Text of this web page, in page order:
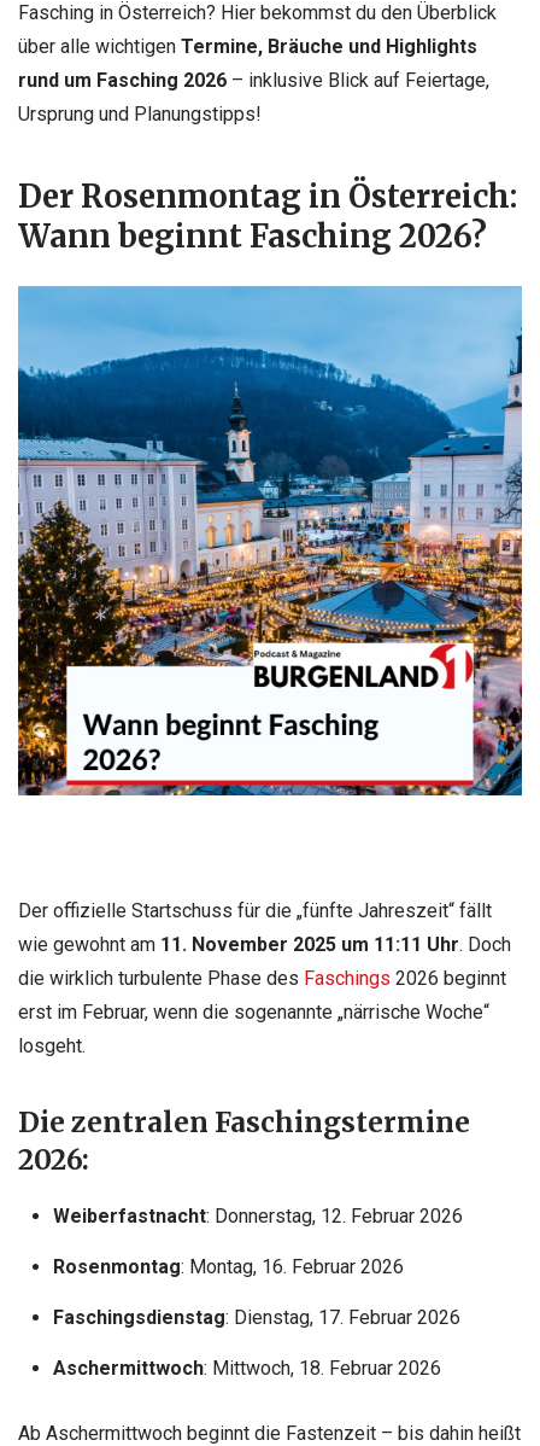
Fasching in Österreich? Hier bekommst du den Überblick
über alle wichtigen Termine, Bräuche und Highlights
rund um Fasching 2026 – inklusive Blick auf Feiertage,
Ursprung und Planungstipps!
Der Rosenmontag in Österreich:
Wann beginnt Fasching 2026?
Der offizielle Startschuss für die „fünfte Jahreszeit“ fällt
wie gewohnt am 11. November 2025 um 11:11 Uhr. Doch
die wirklich turbulente Phase des Faschings 2026 beginnt
erst im Februar, wenn die sogenannte „närrische Woche“
losgeht.
Die zentralen Faschingstermine
2026:
Weiberfastnacht: Donnerstag, 12. Februar 2026
Rosenmontag: Montag, 16. Februar 2026
Faschingsdienstag: Dienstag, 17. Februar 2026
Aschermittwoch: Mittwoch, 18. Februar 2026
Ab Aschermittwoch beginnt die Fastenzeit – bis dahin heißt